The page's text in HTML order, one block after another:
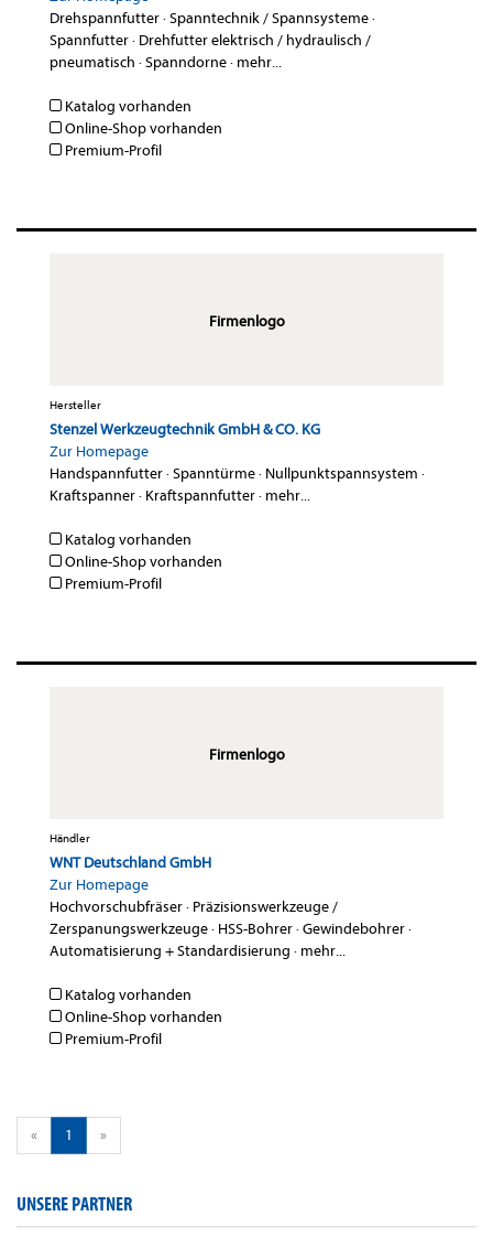
Drehspannfutter·Spanntechnik / Spannsysteme·
Spannfutter· Drehfutter elektrisch / hydraulisch /
pneumatisch ·Spanndorne· mehr...
Katalog vorhanden
Online-Shop vorhanden
Premium-Profil
Firmenlogo
Hersteller
Stenzel Werkzeugtechnik GmbH & CO. KG
Zur Homepage
Handspannfutter·Spanntürme· Nullpunktspannsystem ·
Kraftspanner· Kraftspannfutter· mehr...
Katalog vorhanden
Online-Shop vorhanden
Premium-Profil
Firmenlogo
Händler
WNT Deutschland GmbH
Zur Homepage
Hochvorschubfräser· Präzisionswerkzeuge /
Zerspanungswerkzeuge· HSS-Bohrer·Gewindebohrer·
Automatisierung + Standardisierung · mehr...
Katalog vorhanden
Online-Shop vorhanden
Premium-Profil
« 1 »
UNSERE PARTNER